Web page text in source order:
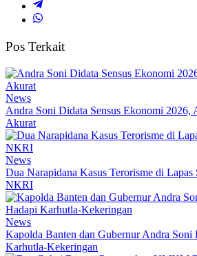
Pos Terkait
News
Andra Soni Didata Sensus Ekonomi 2026,
Akurat
News
Dua Narapidana Kasus Terorisme di Lapas
NKRI
News
Kapolda Banten dan Gubernur Andra Soni
Karhutla-Kekeringan